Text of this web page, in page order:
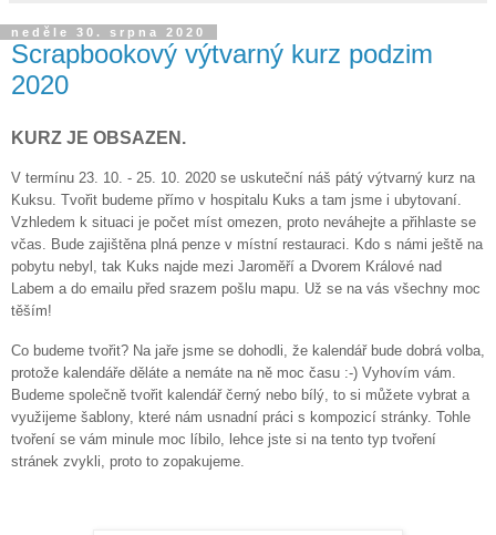
neděle 30. srpna 2020
Scrapbookový výtvarný kurz podzim
2020
KURZ JE OBSAZEN.
V termínu 23. 10. - 25. 10. 2020 se uskuteční náš pátý výtvarný kurz na
Kuksu. Tvořit budeme přímo v hospitalu Kuks a tam jsme i ubytovaní.
Vzhledem k situaci je počet míst omezen, proto neváhejte a přihlaste se
včas. Bude zajištěna plná penze v místní restauraci. Kdo s námi ještě na
pobytu nebyl, tak Kuks najde mezi Jaroměří a Dvorem Králové nad
Labem a do emailu před srazem pošlu mapu. Už se na vás všechny moc
těším!
Co budeme tvořit? Na jaře jsme se dohodli, že kalendář bude dobrá volba,
protože kalendáře děláte a nemáte na ně moc času :-) Vyhovím vám.
Budeme společně tvořit kalendář černý nebo bílý, to si můžete vybrat a
využijeme šablony, které nám usnadní práci s kompozicí stránky. Tohle
tvoření se vám minule moc líbilo, lehce jste si na tento typ tvoření
stránek zvykli, proto to zopakujeme.